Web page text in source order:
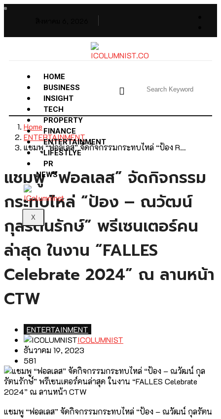
HOME
BUSINESS
INSIGHT
TECH
PROPERTY
FINANCE
ENTERTAINMENT
LIFESTLYE
PR
NEWS
X
Home
ENTERTAINMENT
แชมพู “ฟอลเลส” จัดกิจกรรมกระทบไหล่ “ป้อง R…
แชมพู “ฟอลเลส” จัดกิจกรรม
กระทบไหล่ “ป้อง – ณวัฒน์
กุลรัตนรักษ์” พรีเซนเตอร์คน
ล่าสุด ในงาน “FALLES
Celebrate 2024” ณ ลานหน้า
CTW
ENTERTAINMENT
ICOLUMNIST
ธันวาคม 19, 2023
581
แชมพู “ฟอลเลส” จัดกิจกรรมกระทบไหล่ “ป้อง – ณวัฒน์ กุลรัตน